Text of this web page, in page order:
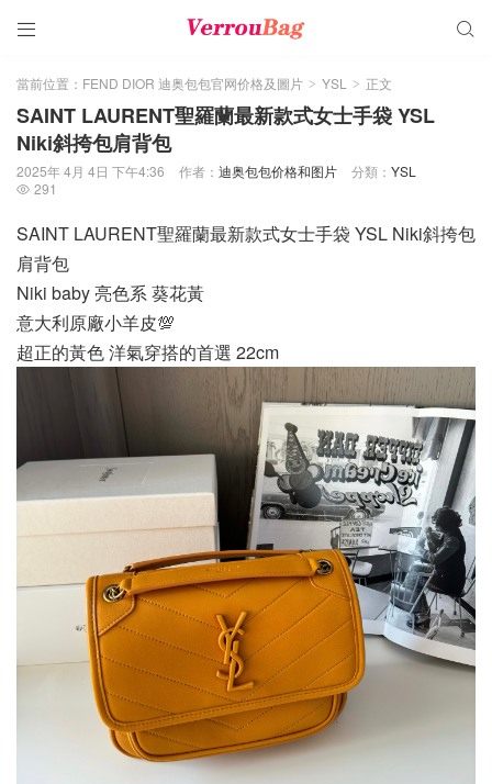
 
當前位置： FEND DIOR 迪奥包包官网价格及圖片 > YSL > 正文
SAINT LAURENT聖羅蘭最新款式女士手袋 YSL
Niki斜挎包肩背包
2025年 4月 4日 下午4:36 作者： 迪奥包包价格和图片 分類： YSL
 291
SAINT LAURENT聖羅蘭最新款式女士手袋 YSL Niki斜挎包
肩背包
Niki baby 亮色系 葵花黃
意大利原廠小羊皮💯
超正的黃色 洋氣穿搭的首選 22cm